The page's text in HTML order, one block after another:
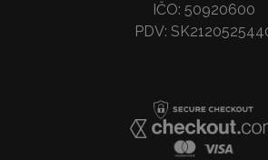
IČO: 50920600
PDV: